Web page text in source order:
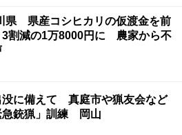
県 県産コシヒカリの仮渡金を前
3割減の1万8000円に 農家から不
没に備えて 真庭市や猟友会など
急銃猟」訓練 岡山